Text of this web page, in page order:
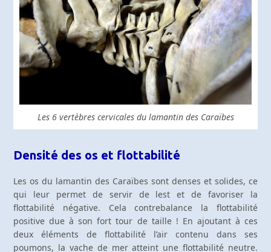
Les 6 vertèbres cervicales du lamantin des Caraïbes
Densité des os et flottabilité
Les os du lamantin des Caraïbes sont denses et solides, ce
qui leur permet de servir de lest et de favoriser la
flottabilité négative. Cela contrebalance la flottabilité
positive due à son fort tour de taille ! En ajoutant à ces
deux éléments de flottabilité l’air contenu dans ses
poumons, la vache de mer atteint une flottabilité neutre.